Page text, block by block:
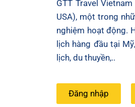
GTT Travel
USA), một trong
nghiệm hoạt động.
lịch hàng đầu tại
lịch, du thuyền,..
Đăng nhập